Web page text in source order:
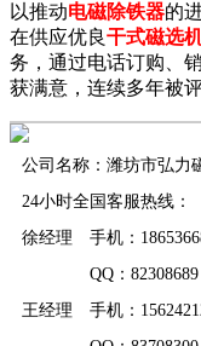
以推动电磁除铁器的
在供应优良干式磁选
务，通过电话订购、
获满意，连续多年被
公司名称：潍坊市弘力
24小时全国客服热线：
徐经理 手机：
QQ：82308689 微
王经理 手机：